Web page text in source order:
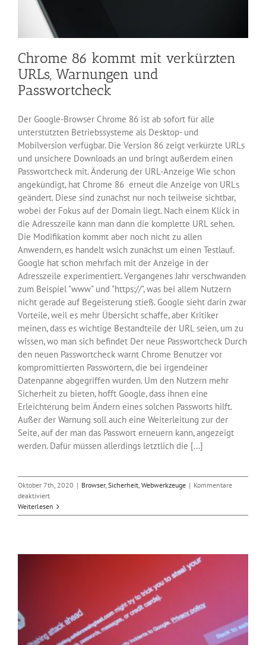
Chrome 86 kommt mit verkürzten
URLs, Warnungen und
Passwortcheck
Der Google-Browser Chrome 86 ist ab sofort für alle
unterstützten Betriebssysteme als Desktop- und
Mobilversion verfügbar. Die Version 86 zeigt verkürzte URLs
und unsichere Downloads an und bringt außerdem einen
Passwortcheck mit. Änderung der URL-Anzeige Wie schon
angekündigt, hat Chrome 86 erneut die Anzeige von URLs
geändert. Diese sind zunächst nur noch teilweise sichtbar,
wobei der Fokus auf der Domain liegt. Nach einem Klick in
die Adresszeile kann man dann die komplette URL sehen.
Die Modifikation kommt aber noch nicht zu allen
Anwendern, es handelt wsich zunächst um einen Testlauf.
Google hat schon mehrfach mit der Anzeige in der
Adresszeile experimentiert. Vergangenes Jahr verschwanden
zum Beispiel "www" und "https://", was bei allem Nutzern
nicht gerade auf Begeisterung stieß. Google sieht darin zwar
Vorteile, weil es mehr Übersicht schaffe, aber Kritiker
meinen, dass es wichtige Bestandteile der URL seien, um zu
wissen, wo man sich befindet Der neue Passwortcheck Durch
den neuen Passwortcheck warnt Chrome Benutzer vor
kompromittierten Passwörtern, die bei irgendeiner
Datenpanne abgegriffen wurden. Um den Nutzern mehr
Sicherheit zu bieten, hofft Google, dass ihnen eine
Erleichterung beim Ändern eines solchen Passworts hilft.
Außer der Warnung soll auch eine Weiterleitung zur der
Seite, auf der man das Passwort erneuern kann, angezeigt
werden. Dafür müssen allerdings letztlich die [...]
Oktober 7th, 2020 | Browser, Sicherheit, Webwerkzeuge | Kommentare
deaktiviertfür
Chrome
86
Weiterlesen